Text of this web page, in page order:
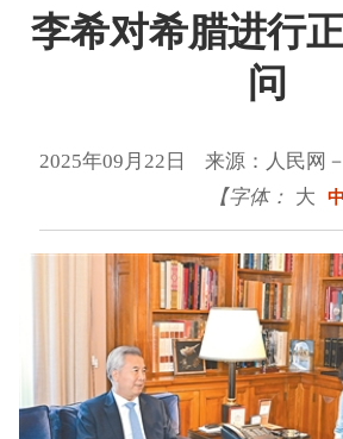
李希对希腊进行
问
2025年09月22日 来源：人民网
【字体： 大 中